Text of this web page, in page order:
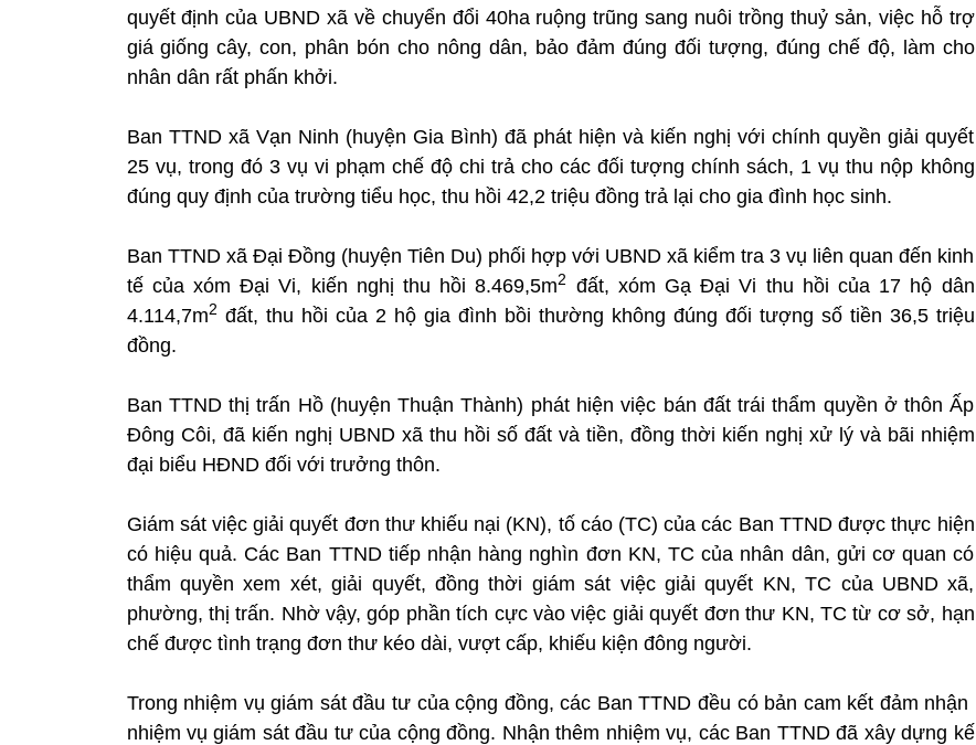
quyết định của UBND xã về chuyển đổi 40ha ruộng trũng sang nuôi trồng thuỷ sản, việc hỗ trợ
giá giống cây, con, phân bón cho nông dân, bảo đảm đúng đối tượng, đúng chế độ, làm cho
nhân dân rất phấn khởi.
Ban TTND xã Vạn Ninh (huyện Gia Bình) đã phát hiện và kiến nghị với chính quyền giải quyết
25 vụ, trong đó 3 vụ vi phạm chế độ chi trả cho các đối tượng chính sách, 1 vụ thu nộp không
đúng quy định của trường tiểu học, thu hồi 42,2 triệu đồng trả lại cho gia đình học sinh.
Ban TTND xã Đại Đồng (huyện Tiên Du) phối hợp với UBND xã kiểm tra 3 vụ liên quan đến kinh
tế của xóm Đại Vi, kiến nghị thu hồi 8.469,5m2
đất, xóm Gạ Đại Vi thu hồi của 17 hộ dân
4.114,7m2 đất, thu hồi của 2 hộ gia đình bồi thường không đúng đối tượng số tiền 36,5 triệu
đồng.
Ban TTND thị trấn Hồ (huyện Thuận Thành) phát hiện việc bán đất trái thẩm quyền ở thôn Ấp
Đông Côi, đã kiến nghị UBND xã thu hồi số đất và tiền, đồng thời kiến nghị xử lý và bãi nhiệm
đại biểu HĐND đối với trưởng thôn.
Giám sát việc giải quyết đơn thư khiếu nại (KN), tố cáo (TC) của các Ban TTND được thực hiện
có hiệu quả. Các Ban TTND tiếp nhận hàng nghìn đơn KN, TC của nhân dân, gửi cơ quan có
thẩm quyền xem xét, giải quyết, đồng thời giám sát việc giải quyết KN, TC của UBND xã,
phường, thị trấn. Nhờ vậy, góp phần tích cực vào việc giải quyết đơn thư KN, TC từ cơ sở, hạn
chế được tình trạng đơn thư kéo dài, vượt cấp, khiếu kiện đông người.
Trong nhiệm vụ giám sát đầu tư của cộng đồng, các Ban TTND đều có bản cam kết đảm nhận
nhiệm vụ giám sát đầu tư của cộng đồng. Nhận thêm nhiệm vụ, các Ban TTND đã xây dựng kế